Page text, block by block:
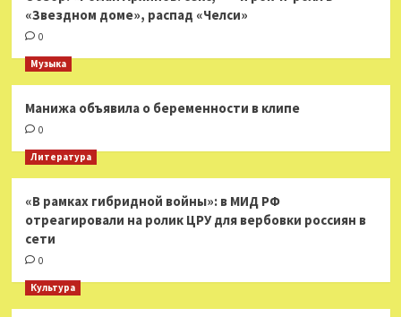
«Звездном доме», распад «Челси»
0
Музыка
Манижа объявила о беременности в клипе
0
Литература
«В рамках гибридной войны»: в МИД РФ
отреагировали на ролик ЦРУ для вербовки россиян в
сети
0
Культура